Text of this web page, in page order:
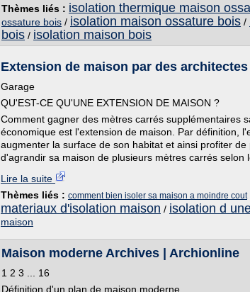
Thèmes liés : isolation thermique maison
ossature bois / isolation maison ossature bois /
bois / isolation maison bois
Extension de maison par des
Garage
QU'EST-CE QU'UNE EXTENSION DE MAISON ?
Comment gagner des mètres carrés supplémentaires
économique est l'extension de maison. Par définition,
augmenter la surface de son habitat et ainsi profiter
d'agrandir sa maison de plusieurs mètres carrés selon
Lire la suite
Thèmes liés : comment bien isoler sa maison a moindre cout
materiaux d'isolation maison / isolation d
maison
Maison moderne Archives | Archionline
1 2 3 ... 16
Définition d'un plan de maison moderne